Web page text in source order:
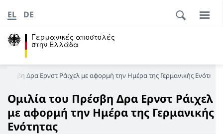
Γερμανικές αποστολές
στην Ελλάδα
EL DE
Δρα Ερνστ Ράιχελ με αφορμή την Ημέρα της Γερμανικής Ενότητας
Ομιλία του Πρέσβη Δρα Ερνστ Ράιχελ
με αφορμή την Ημέρα της Γερμανικής
Ενότητας